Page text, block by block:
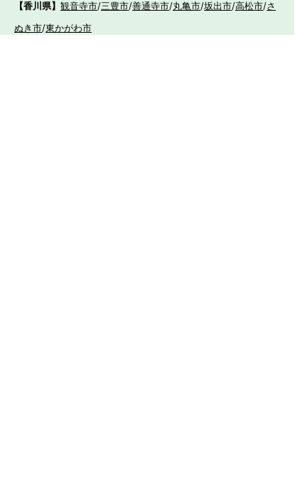
【香川県】 観音寺市/三豊市/善通寺市/丸亀市/坂出市/高松市/さ
ぬき市/東かがわ市